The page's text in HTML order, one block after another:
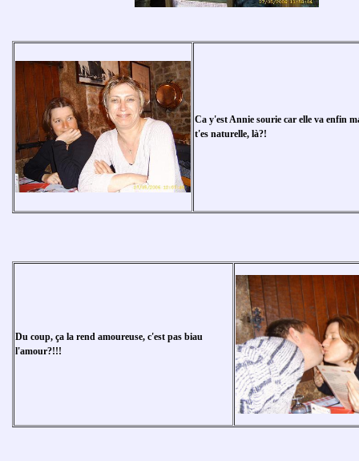
Ca y'est Annie sourie car elle va enfin
t'es naturelle, là?!
Du coup, ça la rend amoureuse, c'est pas biau
l'amour?!!!